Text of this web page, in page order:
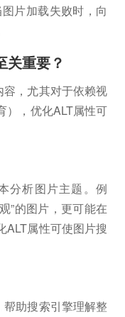
片加载失败时，向
关重要？
，尤其对于依赖视
），优化ALT属性可
分析图片主题。例
”的图片，更可能在
ALT属性可使图片搜
助搜索引擎理解整